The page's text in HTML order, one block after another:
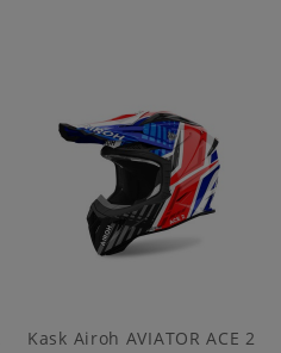
Kask Airoh AVIATOR ACE 2